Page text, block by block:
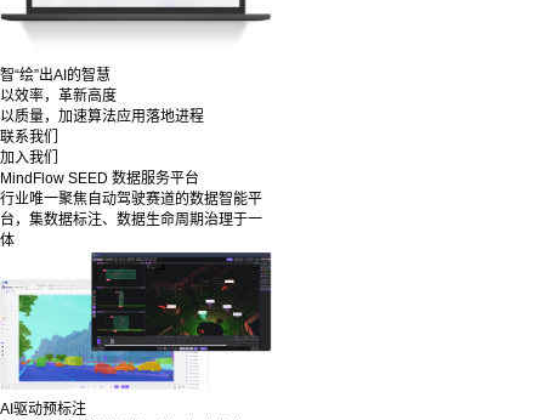
智“绘”出AI的智慧
以效率，革新高度
以质量，加速算法应用落地进程
联系我们
加入我们
MindFlow SEED 数据服务平台
行业唯一聚焦自动驾驶赛道的数据智能平
台，集数据标注、数据生命周期治理于一
体
AI驱动预标注